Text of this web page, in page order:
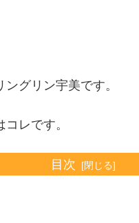
グリン宇美です。
レです。
目次